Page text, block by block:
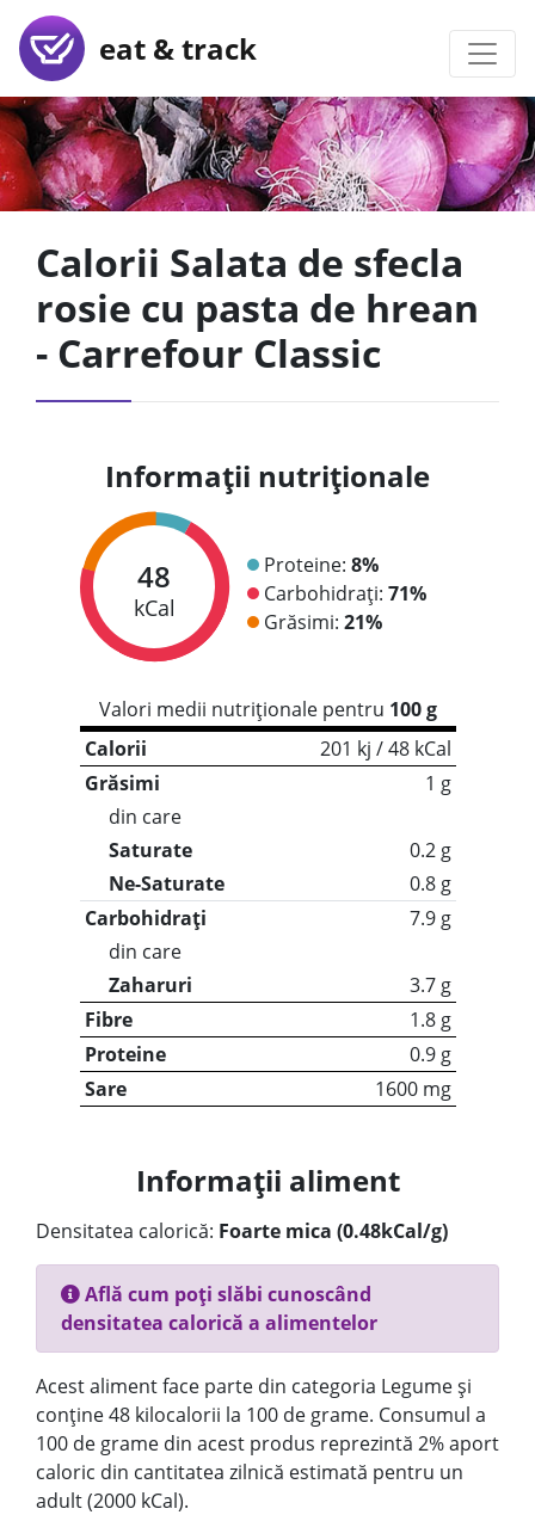
eat & track
Calorii Salata de sfecla
rosie cu pasta de hrean
- Carrefour Classic
Informații nutriționale
48
kCal
Proteine: 8%
Carbohidrați: 71%
Grăsimi: 21%
Valori medii nutriționale pentru 100 g
Calorii
201 kj / 48 kCal
Grăsimi
1 g
din care
Saturate
0.2 g
Ne-Saturate
0.8 g
Carbohidrați
7.9 g
din care
Zaharuri
3.7 g
Fibre
1.8 g
Proteine
0.9 g
Sare
1600 mg
Informații aliment
Densitatea calorică: Foarte mica (0.48kCal/g)
Află cum poți slăbi cunoscând
densitatea calorică a alimentelor
Acest aliment face parte din categoria Legume și
conține 48 kilocalorii la 100 de grame. Consumul a
100 de grame din acest produs reprezintă 2% aport
caloric din cantitatea zilnică estimată pentru un
adult (2000 kCal).